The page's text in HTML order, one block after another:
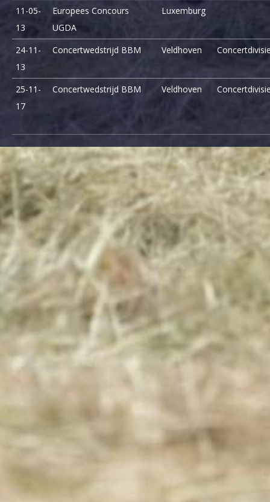
11-05-
13
Europees Concours
UGDA
Luxemburg
24-11-
13
Concertwedstrijd BBM Veldhoven
25-11-
17
Concertwedstrijd BBM Veldhoven